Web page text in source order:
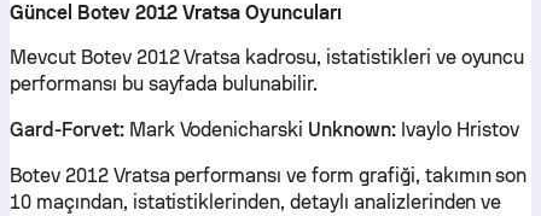
Güncel Botev 2012 Vratsa Oyuncuları
Mevcut Botev 2012 Vratsa kadrosu, istatistikleri ve oyuncu
performansı bu sayfada bulunabilir.
Gard-Forvet:Mark Vodenicharski Unknown:Ivaylo Hristov
Botev 2012 Vratsa performansı ve form grafiği, takımın son
10 maçından, istatistiklerinden, detaylı analizlerinden ve